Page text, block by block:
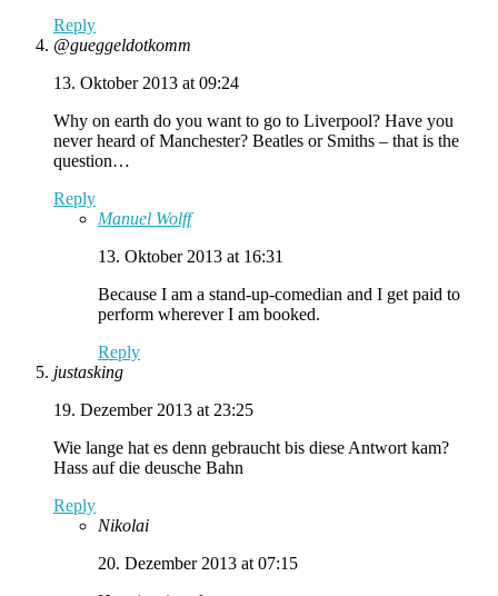
Reply
@gueggeldotkomm
13. Oktober 2013 at 09:24
Why on earth do you want to go to Liverpool? Have you
never heard of Manchester? Beatles or Smiths – that is the
question…
Reply
Manuel Wolff
13. Oktober 2013 at 16:31
Because I am a stand-up-comedian and I get paid to
perform wherever I am booked.
Reply
justasking
19. Dezember 2013 at 23:25
Wie lange hat es denn gebraucht bis diese Antwort kam?
Hass auf die deusche Bahn
Reply
Nikolai
20. Dezember 2013 at 07:15